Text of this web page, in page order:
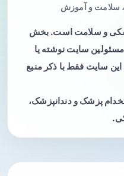
سلامت و آموزش
و سلامت است. بخش
سایت نوشته یا
سایت فقط با ذکر منبع
پزشک و دندانپزشک،